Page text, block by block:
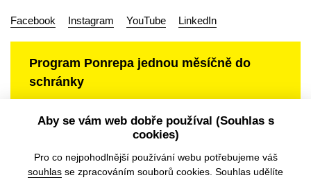
Facebook Instagram YouTube LinkedIn
Program Ponrepa jednou měsíčně do
schránky
Aby se vám web dobře používal (Souhlas s
cookies)
Pro co nejpohodlnější používání webu potřebujeme váš
souhlas se zpracováním souborů cookies. Souhlas udělíte